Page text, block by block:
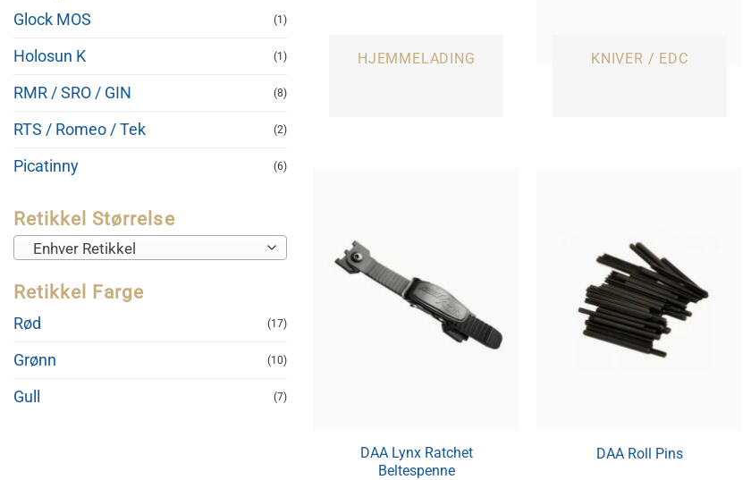
Glock MOS (1)
Holosun K (1)
RMR / SRO / GIN (8)
RTS / Romeo / Tek (2)
Picatinny (6)
Retikkel Størrelse
Enhver Retikkel
Retikkel Farge
Rød (17)
Grønn (10)
Gull (7)
HJEMMELADING KNIVER / EDC
DAA Lynx Ratchet
Beltespenne
DAA Roll Pins